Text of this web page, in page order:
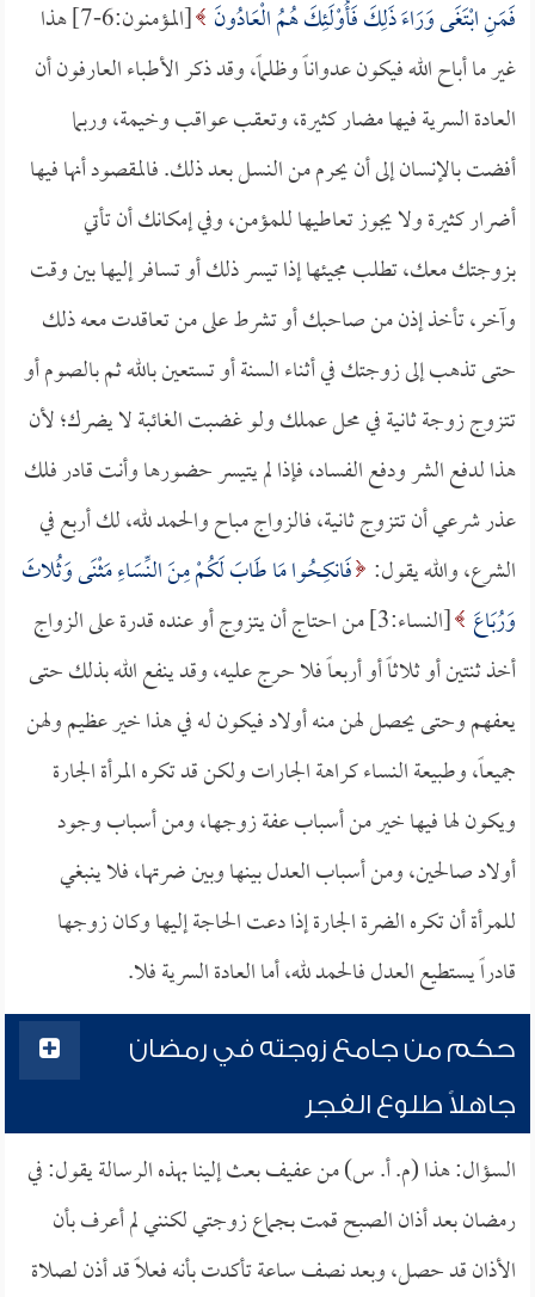
فَمَنِ ابْتَغَى وَرَاءَ ذَلِكَ فَأُوْلَئِكَ هُمُ الْعَادُونَ
[المؤمنون:6-7] هذا
غير ما أباح الله فيكون عدواناً وظلماً، وقد ذكر الأطباء العارفون أن
العادة السرية فيها مضار كثيرة، وتعقب عواقب وخيمة، وربما
أفضت بالإنسان إلى أن يحرم من النسل بعد ذلك. فالمقصود أنها فيها
أضرار كثيرة ولا يجوز تعاطيها للمؤمن، وفي إمكانك أن تأتي
بزوجتك معك، تطلب مجيئها إذا تيسر ذلك أو تسافر إليها بين وقت
وآخر، تأخذ إذن من صاحبك أو تشرط على من تعاقدت معه ذلك
حتى تذهب إلى زوجتك في أثناء السنة أو تستعين بالله ثم بالصوم أو
تتزوج زوجة ثانية في محل عملك ولو غضبت الغائبة لا يضرك؛ لأن
هذا لدفع الشر ودفع الفساد، فإذا لم يتيسر حضورها وأنت قادر فلك
عذر شرعي أن تتزوج ثانية، فالزواج مباح والحمد لله، لك أربع في
الشرع، والله يقول: فَانكِحُوا مَا طَابَ لَكُمْ مِنَ النِّسَاءِ مَثْنَى وَثُلاثَ
وَرُبَاعَ
[النساء:3] من احتاج أن يتزوج أو عنده قدرة على الزواج
أخذ ثنتين أو ثلاثاً أو أربعاً فلا حرج عليه، وقد ينفع الله بذلك حتى
يعفهم وحتى يحصل لهن منه أولاد فيكون له في هذا خير عظيم ولهن
جميعاً، وطبيعة النساء كراهة الجارات ولكن قد تكره المرأة الجارة
ويكون لها فيها خير من أسباب عفة زوجها، ومن أسباب وجود
أولاد صالحين، ومن أسباب العدل بينها وبين ضرتها، فلا ينبغي
للمرأة أن تكره الضرة الجارة إذا دعت الحاجة إليها وكان زوجها
قادراً يستطيع العدل فالحمد لله، أما العادة السرية فلا.
حكم من جامع زوجته في رمضان
جاهلاً طلوع الفجر
السؤال: هذا (م. أ. س) من عفيف بعث إلينا بهذه الرسالة يقول: في
رمضان بعد أذان الصبح قمت بجماع زوجتي لكنني لم أعرف بأن
الأذان قد حصل، وبعد نصف ساعة تأكدت بأنه فعلاً قد أذن لصلاة